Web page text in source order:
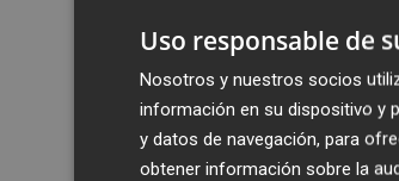
Uso responsable de
Nosotros y nuestros socios
información en su dispositivo y
y datos de navegación, para
obtener información sobre la